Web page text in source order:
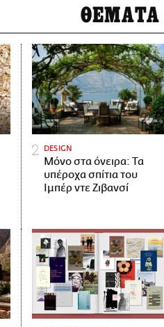
ΘΕΜΑΤΑ
DESIGN
Μόνο στα όνειρα: Τα
υπέροχα σπίτια του
Ιμπέρ ντε Ζιβανσί